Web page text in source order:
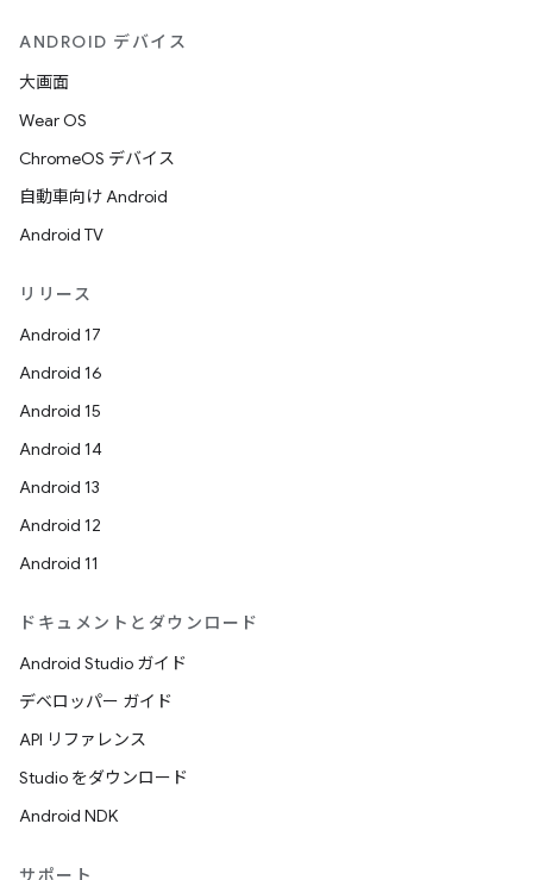
ANDROID デバイス
大画面
Wear OS
ChromeOS デバイス
自動車向け Android
Android TV
リリース
Android 17
Android 16
Android 15
Android 14
Android 13
Android 12
Android 11
ドキュメントとダウンロード
Android Studio ガイド
デベロッパー ガイド
API リファレンス
Studio をダウンロード
Android NDK
サポート